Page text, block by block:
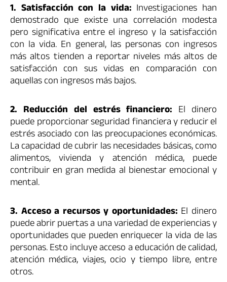
1. Satisfacción con la vida: Investigaciones han
demostrado que existe una correlación modesta
pero significativa entre el ingreso y la satisfacción
con la vida. En general, las personas con ingresos
más altos tienden a reportar niveles más altos de
satisfacción con sus vidas en comparación con
aquellas con ingresos más bajos.
2. Reducción del estrés financiero: El dinero
puede proporcionar seguridad financiera y reducir el
estrés asociado con las preocupaciones económicas.
La capacidad de cubrir las necesidades básicas, como
alimentos, vivienda y atención médica, puede
contribuir en gran medida al bienestar emocional y
mental.
3. Acceso a recursos y oportunidades: El dinero
puede abrir puertas a una variedad de experiencias y
oportunidades que pueden enriquecer la vida de las
personas. Esto incluye acceso a educación de calidad,
atención médica, viajes, ocio y tiempo libre, entre
otros.